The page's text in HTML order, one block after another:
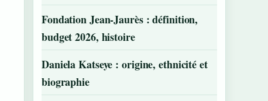
Fondation Jean-Jaurès : définition,
budget 2026, histoire
Daniela Katseye : origine, ethnicité et
biographie